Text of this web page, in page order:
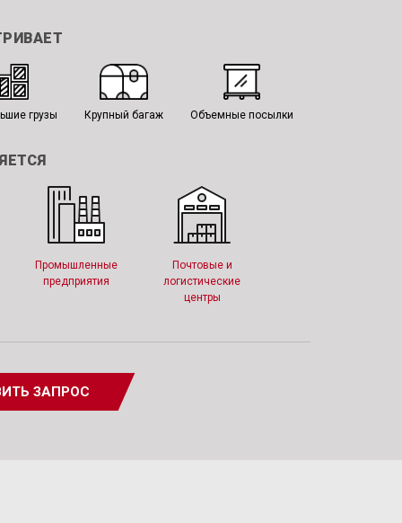
грузы Крупный багаж Объемные посылки
Промышленные
предприятия
Почтовые и
логистические
центры
ЗАПРОС